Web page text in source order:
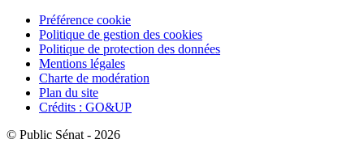
Préférence cookie
Politique de gestion des cookies
Politique de protection des données
Mentions légales
Charte de modération
Plan du site
Crédits : GO&UP
© Public Sénat - 2026